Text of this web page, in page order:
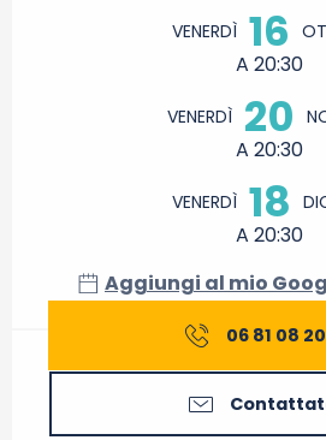
VENERDÌ 16
A 20:30
VENERDÌ 20
A 20:30
VENERDÌ 18
A 20:30
Aggiungi al mio
06 81 08 20